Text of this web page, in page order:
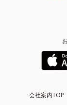
会社案内TOP